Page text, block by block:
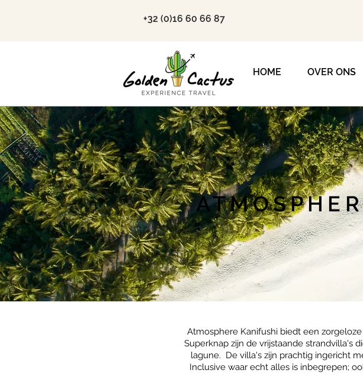
+32 (0)16 60 66 87
HOME OVER ONS
Atmosphere Kanifushi biedt een
Superknap zijn de vrijstaande strandvilla's
lagune. De villa's zijn prachtig ingericht
Inclusive waar echt alles is inbegrepen;